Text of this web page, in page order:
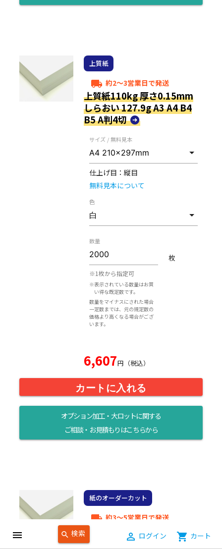
menu search 検索 person_outline ログイン shopping_cart カート
上質紙
local_shipping 約2～3営業日で発送
上質紙110kg 厚さ0.15mm
しらおい 127.9g A3 A4 B4
B5 A判4切
サイズ / 無料見本
仕上げ目： 縦目
無料見本について
色
数量
※1枚から指定可
※表示されている数量はお買
い得な既定数です。
数量をマイナスにされた場合
一定数までは、元の規定数の
価格より高くなる場合がござ
います。
枚
6,607円（税込）
カートに入れる
オプション加工・大ロットに関する
ご相談・お見積もりはこちらから
紙のオーダーカット
local_shipping 約3～5営業日で発送
上質紙110kg 厚さ0.15mm
しらおい 127.9g オーダー